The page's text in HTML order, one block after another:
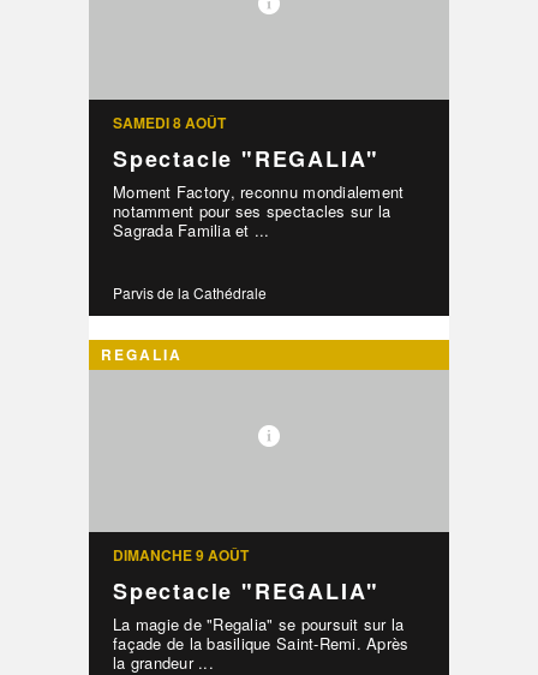
SAMEDI 8 AOÛT
Spectacle "REGALIA"
Moment Factory, reconnu mondialement
notamment pour ses spectacles sur la
Sagrada Familia et ...
Parvis de la Cathédrale
REGALIA
DIMANCHE 9 AOÛT
Spectacle "REGALIA"
La magie de "Regalia" se poursuit sur la
façade de la basilique Saint-Remi. Après
la grandeur ...